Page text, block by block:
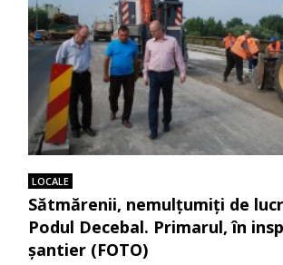
LOCALE
Sătmărenii, nemulțumiți de
Podul Decebal. Primarul, în
șantier (FOTO)